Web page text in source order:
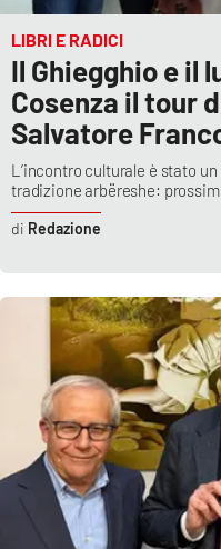
LIBRI E RADICI
Il Ghiegghio e il
Cosenza il tour
Salvatore
L’incontro culturale è stato
tradizione arbëreshe:
Redazione